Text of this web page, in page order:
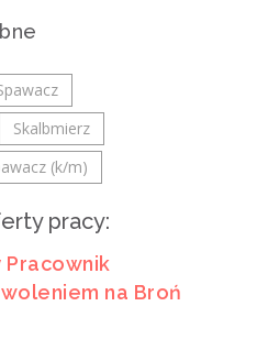
Skalbmierz
(k/m)
pracy:
na Broń